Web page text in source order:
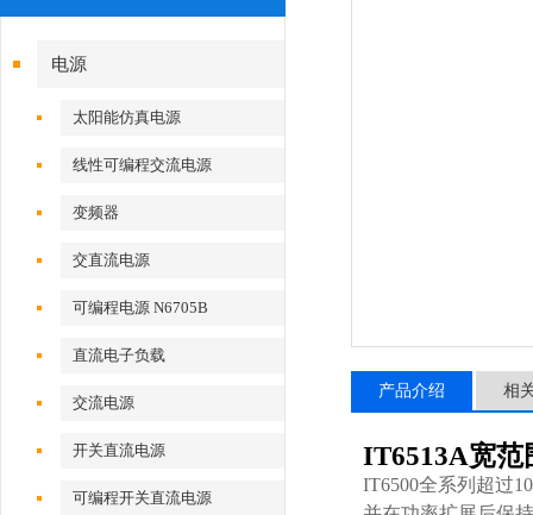
电源
太阳能仿真电源
线性可编程交流电源
变频器
交直流电源
可编程电源 N6705B
直流电子负载
交流电源
开关直流电源
可编程开关直流电源
产品介绍 相
IT6513A宽范
IT6500全系列超过